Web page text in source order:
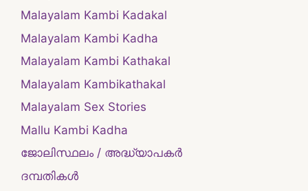
Malayalam Kambi Kadakal
Malayalam Kambi Kadha
Malayalam Kambi Kathakal
Malayalam Kambikathakal
Malayalam Sex Stories
Mallu Kambi Kadha
ജോലിസ്ഥലം / അദ്ധ്യാപകർ
ദമ്പതികള്‍